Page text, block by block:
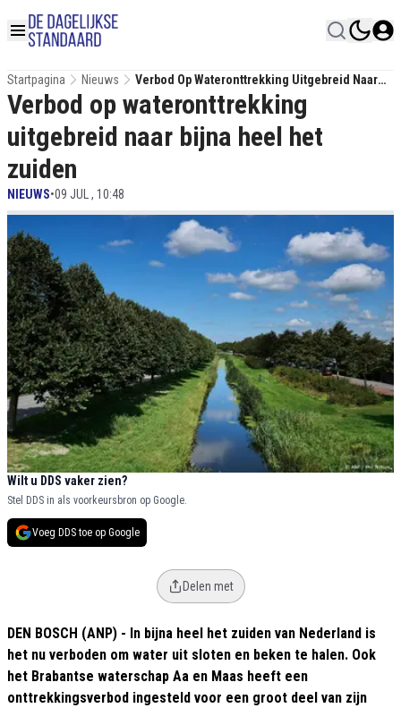
Startpagina Nieuws
Verbod Op Wateronttrekking Uitgebreid Naar
Bijna Heel Het Zuiden
Verbod op wateronttrekking
uitgebreid naar bijna heel het
zuiden
NIEUWS•09 JUL , 10:48
Wilt u DDS vaker zien?
Stel DDS in als voorkeursbron op Google.
Voeg DDS toe op Google
Delen met
DEN BOSCH (ANP) - In bijna heel het zuiden van Nederland is
het nu verboden om water uit sloten en beken te halen. Ook
het Brabantse waterschap Aa en Maas heeft een
onttrekkingsverbod ingesteld voor een groot deel van zijn